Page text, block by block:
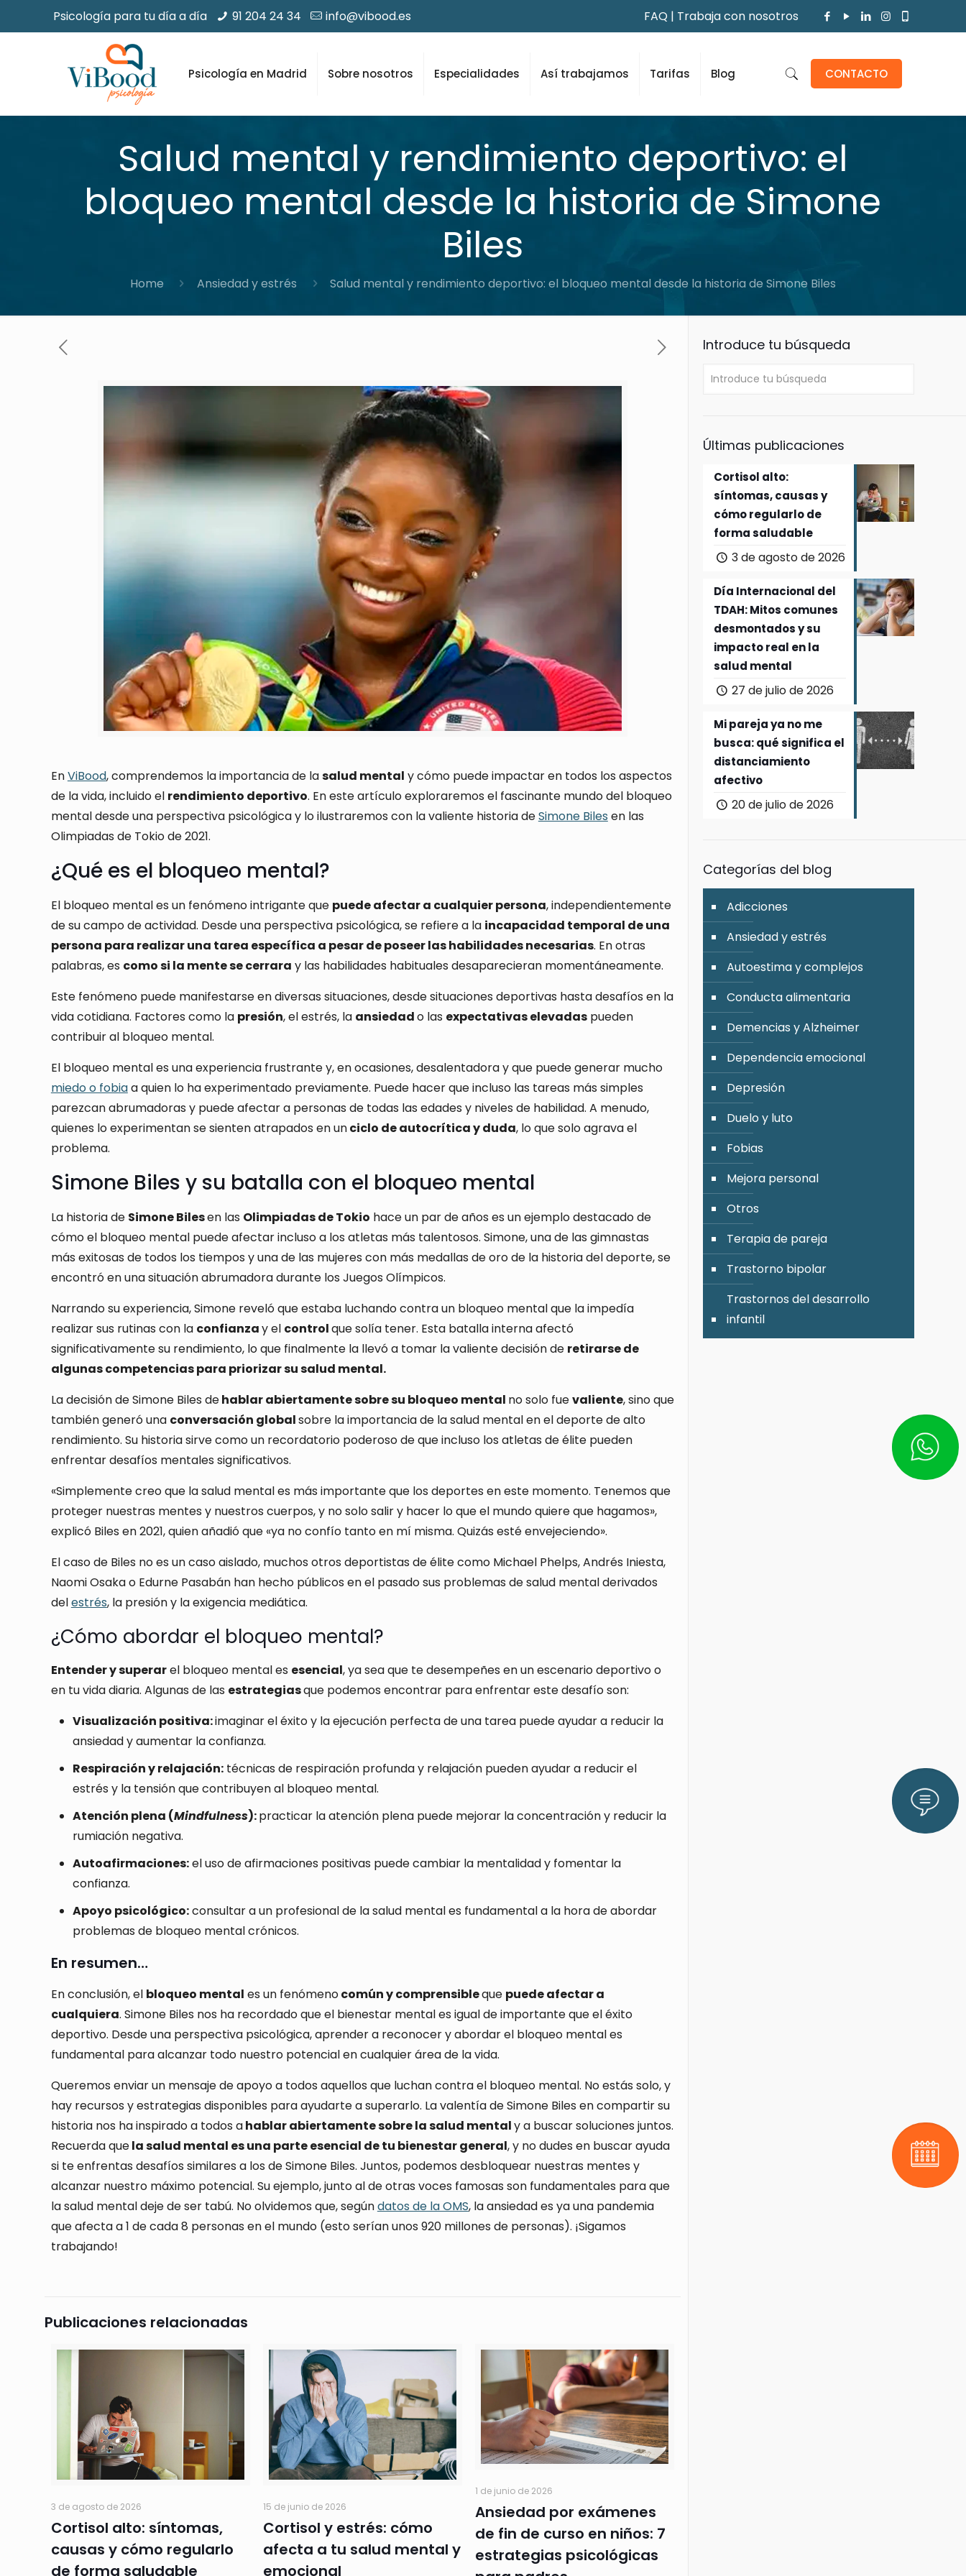
Psicología para tu día a día 91 204 24 34 info@vibood.es FAQ | Trabaja con nosotros
Psicología en Madrid Sobre nosotros Especialidades Así trabajamos Tarifas Blog CONTACTO
Salud mental y rendimiento deportivo: el
bloqueo mental desde la historia de Simone
Biles
Home Ansiedad y estrés Salud mental y rendimiento deportivo: el bloqueo mental desde la historia de Simone Biles
EnViBood, comprendemos la importancia de lasalud mental y cómo puede impactar en todos los aspectos
de la vida, incluido el rendimiento deportivo. En este artículo exploraremos el fascinante mundo del bloqueo
mental desde una perspectiva psicológica y lo ilustraremos con la valiente historia deSimone Biles en las
Olimpiadas de Tokio de 2021.
¿Qué es el bloqueo mental?
El bloqueo mental es un fenómeno intrigante que puede afectar a cualquier persona, independientemente
de su campo de actividad. Desde una perspectiva psicológica, se refiere a la incapacidad temporal de una
persona para realizar una tarea específica a pesar de poseer las habilidades necesarias. En otras
palabras, es como si la mente se cerrara y las habilidades habituales desaparecieran momentáneamente.
Este fenómeno puede manifestarse en diversas situaciones, desde situaciones deportivas hasta desafíos en la
vida cotidiana. Factores como la presión, el estrés, la ansiedado las expectativas elevadaspueden
contribuir al bloqueo mental.
El bloqueo mental es una experiencia frustrante y, en ocasiones, desalentadora y que puede generar mucho
miedo o fobiaa quien lo ha experimentado previamente. Puede hacer que incluso las tareas más simples
parezcan abrumadoras y puede afectar a personas de todas las edades y niveles de habilidad. A menudo,
quienes lo experimentan se sienten atrapados en unciclo de autocrítica y duda, lo que solo agrava el
problema.
Simone Biles y su batalla con el bloqueo mental
La historia de Simone Bilesen las Olimpiadas de Tokio hace un par de años es un ejemplo destacado de
cómo el bloqueo mental puede afectar incluso a los atletas más talentosos. Simone, una de las gimnastas
más exitosas de todos los tiempos y una de las mujeres con más medallas de oro de la historia del deporte, se
encontró en una situación abrumadora durante los Juegos Olímpicos.
Narrando su experiencia, Simone reveló que estaba luchando contra un bloqueo mental que la impedía
realizar sus rutinas con la confianzay el controlque solía tener. Esta batalla interna afectó
significativamente su rendimiento, lo que finalmente la llevó a tomar la valiente decisión de retirarse de
algunas competencias para priorizar su salud mental.
La decisión de Simone Biles dehablar abiertamente sobre su bloqueo mental no solo fuevaliente, sino que
también generó una conversación globalsobre la importancia de la salud mental en el deporte de alto
rendimiento. Su historia sirve como un recordatorio poderoso de que incluso los atletas de élite pueden
enfrentar desafíos mentales significativos.
«Simplemente creo que la salud mental es más importante que los deportes en este momento. Tenemos que
proteger nuestras mentes y nuestros cuerpos, y no solo salir y hacer lo que el mundo quiere que hagamos»,
explicó Biles en 2021, quien añadió que «ya no confío tanto en mí misma. Quizás esté envejeciendo».
El caso de Biles no es un caso aislado, muchos otros deportistas de élite como Michael Phelps, Andrés Iniesta,
Naomi Osaka o Edurne Pasabán han hecho públicos en el pasado sus problemas de salud mental derivados
delestrés, la presión y la exigencia mediática.
¿Cómo abordar el bloqueo mental?
Entender y superarel bloqueo mental es esencial, ya sea que te desempeñes en un escenario deportivo o
en tu vida diaria. Algunas de las estrategiasque podemos encontrar para enfrentar este desafío son:
Visualización positiva:imaginar el éxito y la ejecución perfecta de una tarea puede ayudar a reducir la
ansiedad y aumentar la confianza.
Respiración y relajación:técnicas de respiración profunda y relajación pueden ayudar a reducir el
estrés y la tensión que contribuyen al bloqueo mental.
Atención plena (Mindfulness):practicar la atención plena puede mejorar la concentración y reducir la
rumiación negativa.
Autoafirmaciones:el uso de afirmaciones positivas puede cambiar la mentalidad y fomentar la
confianza.
Apoyo psicológico:consultar a un profesional de la salud mental es fundamental a la hora de abordar
problemas de bloqueo mental crónicos.
En resumen…
En conclusión, el bloqueo mental es un fenómenocomún y comprensibleque puede afectar a
cualquiera. Simone Biles nos ha recordado que el bienestar mental es igual de importante que el éxito
deportivo. Desde una perspectiva psicológica, aprender a reconocer y abordar el bloqueo mental es
fundamental para alcanzar todo nuestro potencial en cualquier área de la vida.
Queremos enviar un mensaje de apoyo a todos aquellos que luchan contra el bloqueo mental. No estás solo, y
hay recursos y estrategias disponibles para ayudarte a superarlo. La valentía de Simone Biles en compartir su
historia nos ha inspirado a todos ahablar abiertamente sobre la salud mentaly a buscar soluciones juntos.
Recuerda quela salud mental es una parte esencial de tu bienestar general, y no dudes en buscar ayuda
si te enfrentas desafíos similares a los de Simone Biles. Juntos, podemos desbloquear nuestras mentes y
alcanzar nuestro máximo potencial. Su ejemplo, junto al de otras voces famosas son fundamentales para que
la salud mental deje de ser tabú. No olvidemos que, segúndatos de la OMS, la ansiedad es ya una pandemia
que afecta a 1 de cada 8 personas en el mundo (esto serían unos 920 millones de personas). ¡Sigamos
trabajando!
Publicaciones relacionadas
3 de agosto de 2026
Cortisol alto: síntomas,
causas y cómo regularlo
de forma saludable
15 de junio de 2026
Cortisol y estrés: cómo
afecta a tu salud mental y
emocional
1 de junio de 2026
Ansiedad por exámenes
de fin de curso en niños: 7
estrategias psicológicas
Introduce tu búsqueda
Últimas publicaciones
Cortisol alto:
síntomas, causas y
cómo regularlo de
forma saludable
3 de agosto de 2026
Día Internacional del
TDAH: Mitos comunes
desmontados y su
impacto real en la
salud mental
27 de julio de 2026
Mi pareja ya no me
busca: qué significa el
distanciamiento
afectivo
20 de julio de 2026
Categorías del blog
Adicciones
Ansiedad y estrés
Autoestima y complejos
Conducta alimentaria
Demencias y Alzheimer
Dependencia emocional
Depresión
Duelo y luto
Fobias
Mejora personal
Otros
Terapia de pareja
Trastorno bipolar
Trastornos del desarrollo
infantil
Pide